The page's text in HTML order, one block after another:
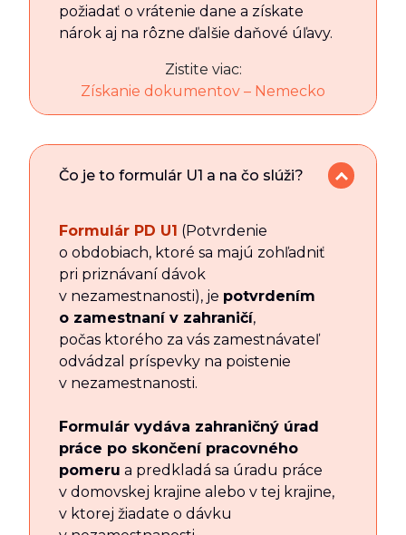
požiadať o vrátenie dane a získate
nárok aj na rôzne ďalšie daňové úľavy.
Zistite viac:
Získanie dokumentov – Nemecko
Čo je to formulár U1 a na čo slúži?
Formulár PD U1 (Potvrdenie
o obdobiach, ktoré sa majú zohľadniť
pri priznávaní dávok
v nezamestnanosti), je potvrdením
o zamestnaní v zahraničí,
počas ktorého za vás zamestnávateľ
odvádzal príspevky na poistenie
v nezamestnanosti.
Formulár vydáva zahraničný úrad
práce po skončení pracovného
pomeru a predkladá sa úradu práce
v domovskej krajine alebo v tej krajine,
v ktorej žiadate o dávku